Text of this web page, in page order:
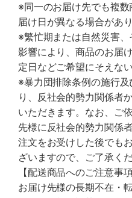
※同一のお届け先でも複
届け日が異なる場合があり
※繁忙期または自然災害
影響により、商品のお届
定日などご希望にそえな
※暴力団排除条例の施行
り、反社会的勢力関係者
いただきます。なお、ご
先様に反社会的勢力関係
注文をお受けした後でも
ざいますので、ご了承くだ
【配送商品へのご注意事項
お届け先様の長期不在・